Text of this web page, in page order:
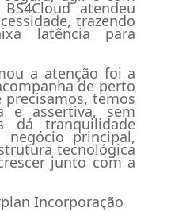
atendeu
trazendo
latência para
a atenção foi a
de perto
temos
e assertiva, sem
dá tranquilidade
principal,
tecnológica
junto com a
Incorporação